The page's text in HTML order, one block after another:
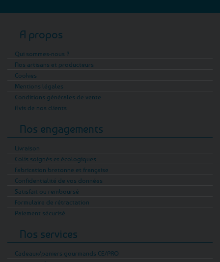
A propos
Qui sommes-nous ?
Nos artisans et producteurs
Cookies
Mentions légales
Conditions générales de vente
Avis de nos clients
Nos engagements
Livraison
Colis soignés et écologiques
Fabrication bretonne et française
Confidentialité de vos données
Satisfait ou remboursé
Formulaire de rétractation
Paiement sécurisé
Nos services
Cadeaux/paniers gourmands CE/PRO